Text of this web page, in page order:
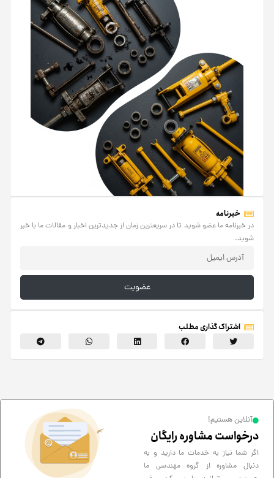
خبرنامه
در خبرنامه ما عضو شوید تا در سریعترین زمان از جدیدترین اخبار و مقالات ما با خبر
شوید.
عضویت
اشتراک گذاری مطلب
آنلاین هستیم!
درخواست مشاوره رایگان
اگر شما نیاز به خدمات ما دارید و به
دنبال مشاوره از گروه مهندسی ما